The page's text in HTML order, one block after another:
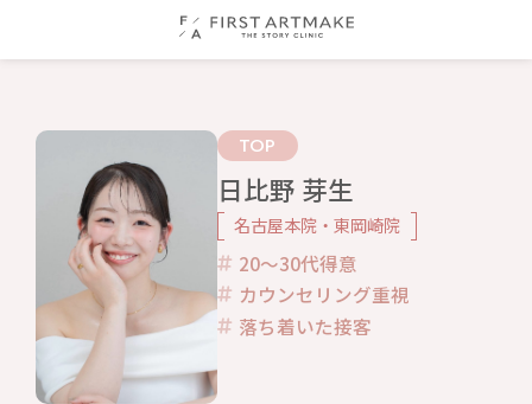
TOP
日比野 芽生
名古屋本院・東岡崎院
20〜30代得意
カウンセリング重視
落ち着いた接客